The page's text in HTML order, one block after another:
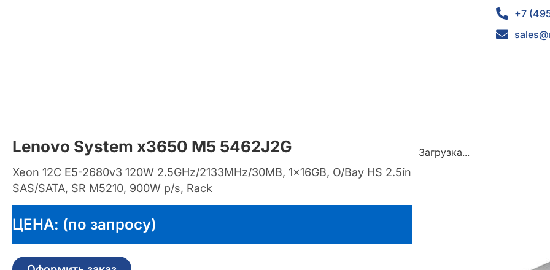
+7
Lenovo System x3650 M5 5462J2G
Xeon 12C E5-2680v3 120W 2.5GHz/2133MHz/30MB, 1x16GB, O/Bay HS 2.5in
SAS/SATA, SR M5210, 900W p/s, Rack
ЦЕНА: (по запросу)
Загрузка...